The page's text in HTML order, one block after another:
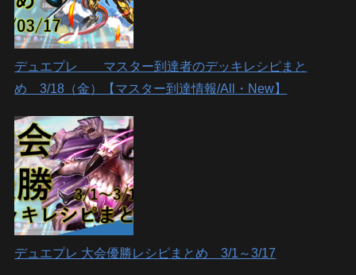
デュエプレ マスター到達者のデッキレシピまと
め 3/18（金）【マスター到達情報/All・New】
デュエプレ 大会優勝レシピまとめ 3/1～3/17